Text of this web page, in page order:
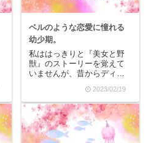
ベルのような恋愛に憧れる
幼少期。
私ははっきりと『美女と野
獣』のストーリーを覚えて
いませんが、昔からディズ
きでした。多分、自分より
も少し大人っぽいとベルの
ことを感じていて、あの黄
色のドレスや踊る食器たち
も好きなんです。だけど一
2023/02/19